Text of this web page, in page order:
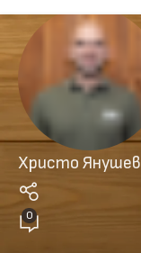
Христо Янушев
0